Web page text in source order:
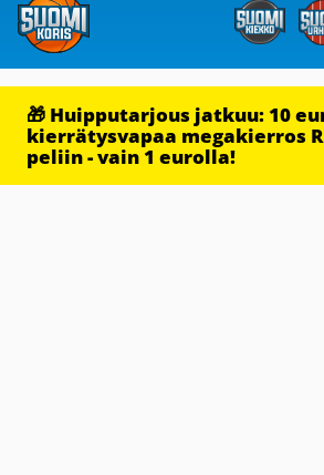
🎁 Huipputarjous jatkuu: 10
kierrätysvapaa megakierros
peliin - vain 1 eurolla!